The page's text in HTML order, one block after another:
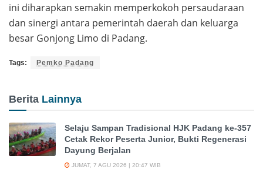
ini diharapkan semakin memperkokoh persaudaraan
dan sinergi antara pemerintah daerah dan keluarga
besar Gonjong Limo di Padang.
Tags: Pemko Padang
Berita Lainnya
Selaju Sampan Tradisional HJK Padang ke-357
Cetak Rekor Peserta Junior, Bukti Regenerasi
Dayung Berjalan
JUMAT, 7 AGU 2026 | 20:47 WIB